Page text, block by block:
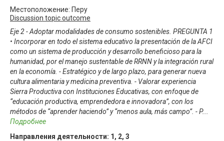
Местоположение: Перу
Discussion topic outcome
Eje 2 - Adoptar modalidades de consumo sostenibles. PREGUNTA 1
• Incorporar en todo el sistema educativo la presentación de la AFCI
como un sistema de producción y desarrollo beneficioso para la
humanidad, por el manejo sustentable de RRNN y la integración rural
en la economía. - Estratégico y de largo plazo, para generar nueva
cultura alimentaria y medicina preventiva. - Valorar experiencia
Sierra Productiva con Instituciones Educativas, con enfoque de
“educación productiva, emprendedora e innovadora”, con los
métodos de “aprender haciendo” y “menos aula, más campo”. - P...
Подробнее
Направления деятельности: 1 , 2, 3